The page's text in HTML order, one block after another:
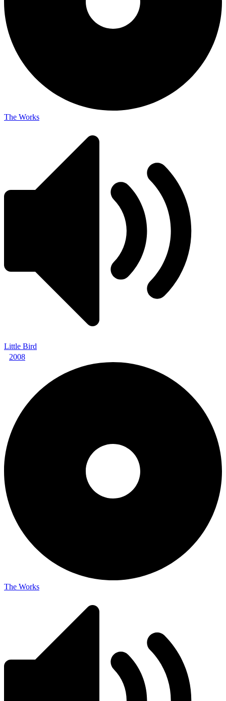
The Works
Little Bird
2008
The Works